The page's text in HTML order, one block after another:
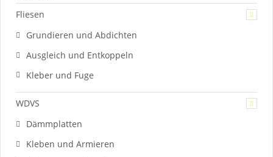
Fliesen
Grundieren und Abdichten
Ausgleich und Entkoppeln
Kleber und Fuge
WDVS
Dämmplatten
Kleben und Armieren